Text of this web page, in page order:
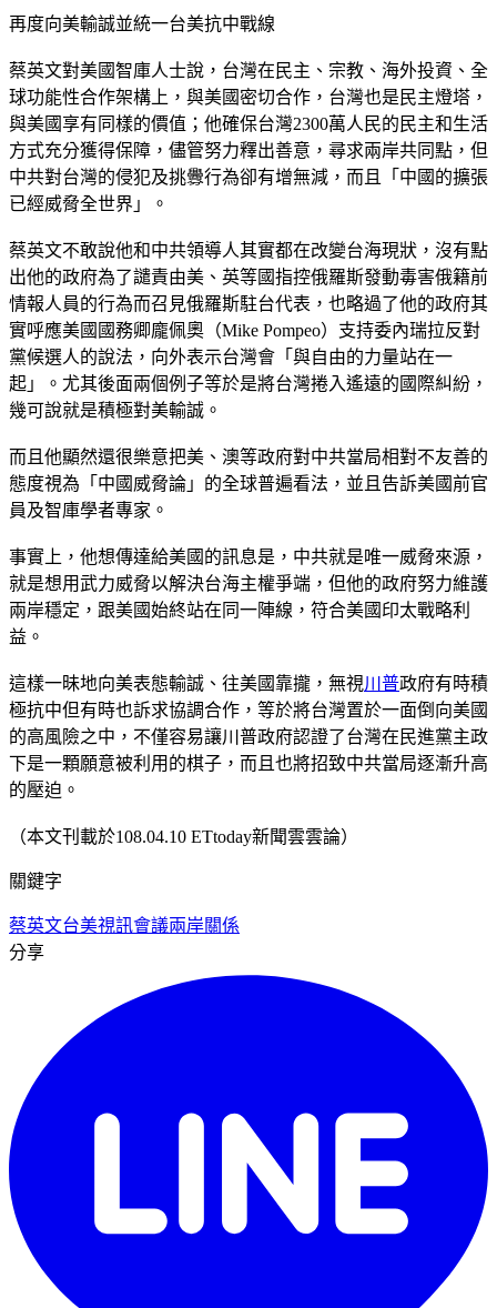
再度向美輸誠並統一台美抗中戰線
蔡英文對美國智庫人士說，台灣在民主、宗教、海外投資、全
球功能性合作架構上，與美國密切合作，台灣也是民主燈塔，
與美國享有同樣的價值；他確保台灣2300萬人民的民主和生活
方式充分獲得保障，儘管努力釋出善意，尋求兩岸共同點，但
中共對台灣的侵犯及挑釁行為卻有增無減，而且「中國的擴張
已經威脅全世界」。
蔡英文不敢說他和中共領導人其實都在改變台海現狀，沒有點
出他的政府為了譴責由美、英等國指控俄羅斯發動毒害俄籍前
情報人員的行為而召見俄羅斯駐台代表，也略過了他的政府其
實呼應美國國務卿龐佩奧（Mike Pompeo）支持委內瑞拉反對
黨候選人的說法，向外表示台灣會「與自由的力量站在一
起」。尤其後面兩個例子等於是將台灣捲入遙遠的國際糾紛，
幾可說就是積極對美輸誠。
而且他顯然還很樂意把美、澳等政府對中共當局相對不友善的
態度視為「中國威脅論」的全球普遍看法，並且告訴美國前官
員及智庫學者專家。
事實上，他想傳達給美國的訊息是，中共就是唯一威脅來源，
就是想用武力威脅以解決台海主權爭端，但他的政府努力維護
兩岸穩定，跟美國始終站在同一陣線，符合美國印太戰略利
益。
這樣一昧地向美表態輸誠、往美國靠攏，無視川普政府有時積
極抗中但有時也訴求協調合作，等於將台灣置於一面倒向美國
的高風險之中，不僅容易讓川普政府認證了台灣在民進黨主政
下是一顆願意被利用的棋子，而且也將招致中共當局逐漸升高
的壓迫。
（本文刊載於108.04.10 ETtoday新聞雲雲論）
關鍵字
蔡英文台美視訊會議兩岸關係
分享